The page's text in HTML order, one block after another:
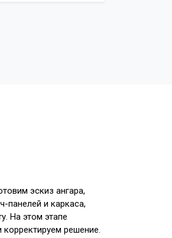
эскиз ангара,
панелей и каркаса,
На этом этапе
решение.